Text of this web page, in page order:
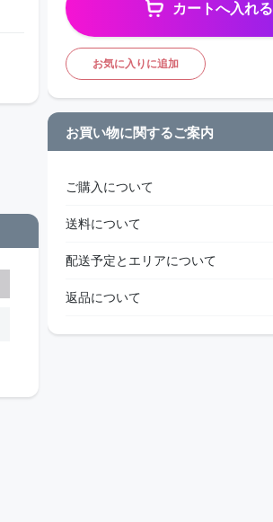
カートへ入れる
お気に入りに追加
お買い物に関するご案内
ご購入について
送料について
配送予定とエリアについて
返品について